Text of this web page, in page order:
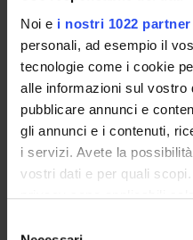
Noi e i nostri 1022 partner
personali, ad esempio il
tecnologie come i cookie
alle informazioni sul vostro
pubblicare annunci e
gli annunci e i contenuti,
i servizi. Avete la
vostri dati e per quali
privacy sono applicabili
SERVIZI DI SEGRETERIA
STRUTTURE DEL
LABORATORI DI RICERCA
CENTRI DI RICERCA